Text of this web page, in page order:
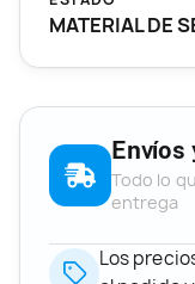
MATERIAL DE
Envíos
Todo lo
entrega
Los